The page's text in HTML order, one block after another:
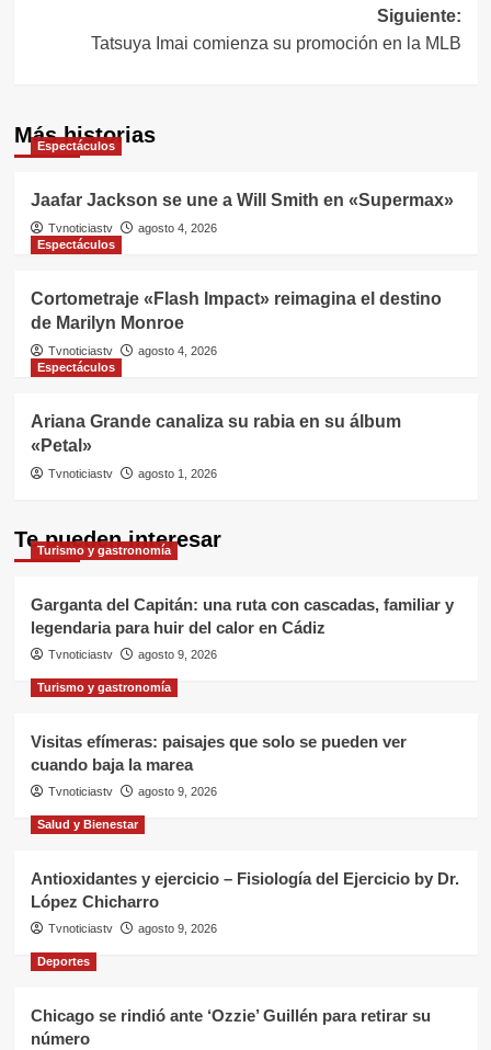
entradas
Siguiente:
Tatsuya Imai comienza su promoción en la MLB
Más historias
Espectáculos
Jaafar Jackson se une a Will Smith en «Supermax»
Tvnoticiastv
agosto 4, 2026
Espectáculos
Cortometraje «Flash Impact» reimagina el destino
de Marilyn Monroe
Tvnoticiastv
agosto 4, 2026
Espectáculos
Ariana Grande canaliza su rabia en su álbum
«Petal»
Tvnoticiastv agosto 1, 2026
Te pueden interesar
Turismo y gastronomía
Garganta del Capitán: una ruta con cascadas, familiar y
legendaria para huir del calor en Cádiz
Tvnoticiastv agosto 9, 2026
Turismo y gastronomía
Visitas efímeras: paisajes que solo se pueden ver
cuando baja la marea
Tvnoticiastv agosto 9, 2026
Salud y Bienestar
Antioxidantes y ejercicio – Fisiología del Ejercicio by Dr.
López Chicharro
Tvnoticiastv agosto 9, 2026
Deportes
Chicago se rindió ante ‘Ozzie’ Guillén para retirar su
número